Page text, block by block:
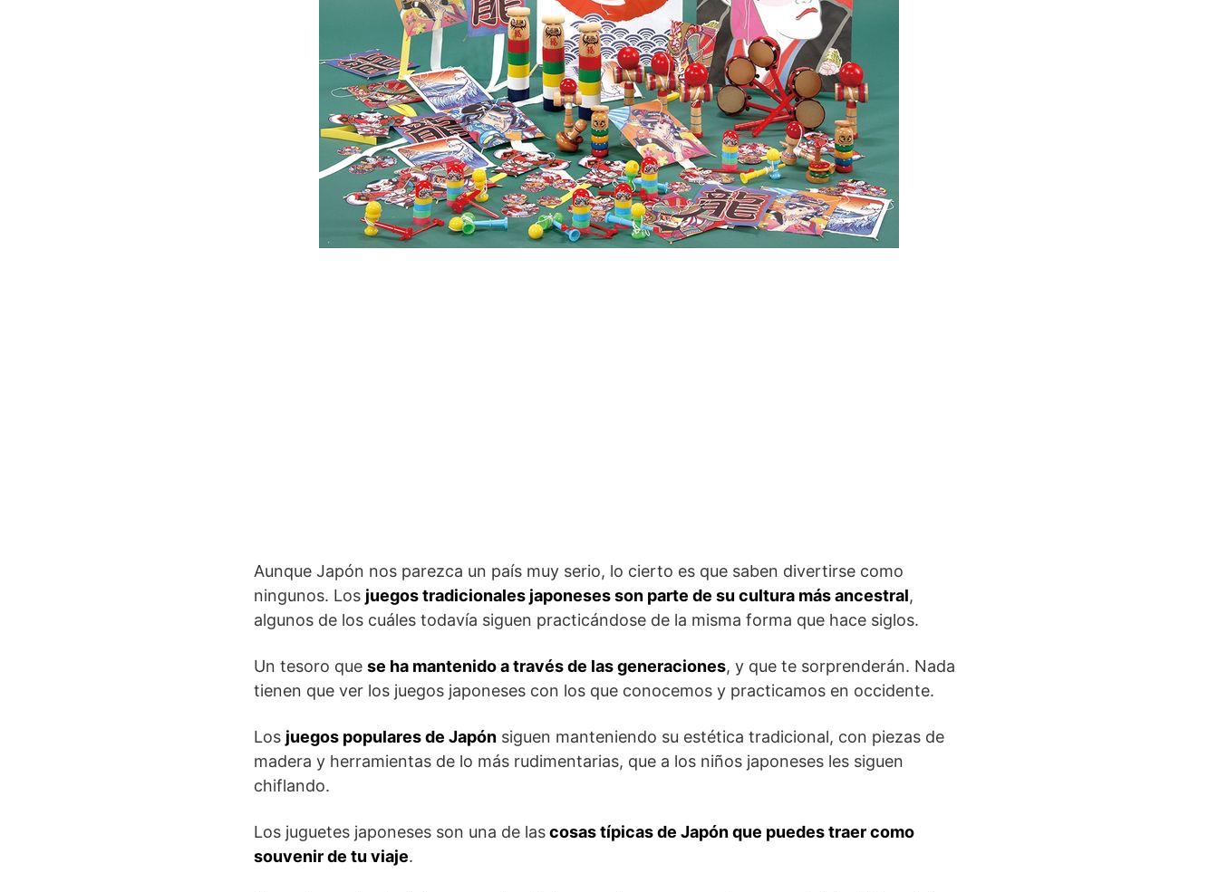
Aunque Japón nos parezca un país muy serio, lo cierto es que saben divertirse como
ningunos. Los juegos tradicionales japoneses son parte de su cultura más ancestral,
algunos de los cuáles todavía siguen practicándose de la misma forma que hace siglos.
Un tesoro que se ha mantenido a través de las generaciones, y que te sorprenderán. Nada
tienen que ver los juegos japoneses con los que conocemos y practicamos en occidente.
Los juegos populares de Japón siguen manteniendo su estética tradicional, con piezas de
madera y herramientas de lo más rudimentarias, que a los niños japoneses les siguen
chiflando.
Los juguetes japoneses son una de lascosas típicas de Japón que puedes traer como
souvenir de tu viaje.